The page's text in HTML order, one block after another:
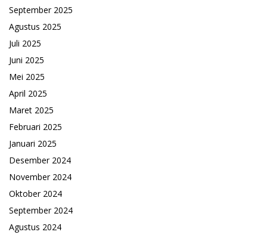
September 2025
Agustus 2025
Juli 2025
Juni 2025
Mei 2025
April 2025
Maret 2025
Februari 2025
Januari 2025
Desember 2024
November 2024
Oktober 2024
September 2024
Agustus 2024